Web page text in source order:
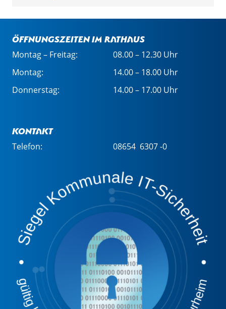
Öffnungszeiten im Rathaus
Montag – Freitag:
08.00 – 12.30 Uhr
Montag:
14.00 – 18.00 Uhr
Donnerstag:
14.00 – 17.00 Uhr
Kontakt
Telefon: 08654 6307 -0